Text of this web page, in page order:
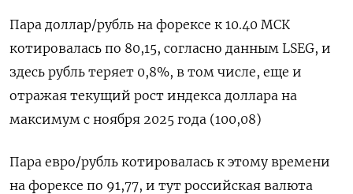
Пара ​доллар/рубль на форексе к 10.40 МСК
котировалась по 80,15, согласно данным LSEG, и
здесь рубль теряет ‌0,8%, в том числе, еще и
отражая текущий рост индекса доллара на
максимум с ноября 2025 года (100,08)
Пара евро/рубль котировалась к этому времени
на форексе по 91,77, и тут российская валюта ​